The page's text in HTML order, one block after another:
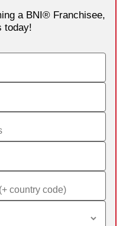
a BNI® Franchisee,
today!